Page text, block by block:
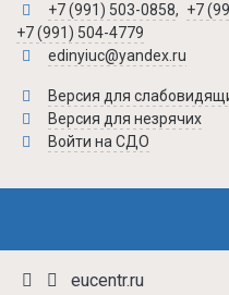
+7 (991) 503-0858, +7
+7 (991) 504-4779
edinyiuc@yandex.ru
Версия для
Версия для незрячих
Войти на СДО
eucentr.ru